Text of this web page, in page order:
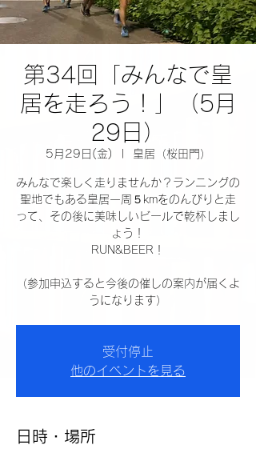
第34回「みんなで皇
居を走ろう！」（5月
29日）
5月29日(金) 皇居（桜田門）
みんなで楽しく走りませんか？ランニングの
聖地でもある皇居一周５kmをのんびりと走
って、その後に美味しいビールで乾杯しまし
ょう！
RUN&BEER！
（参加申込すると今後の催しの案内が届くよ
うになります）
受付停止
他のイベントを見る
日時・場所